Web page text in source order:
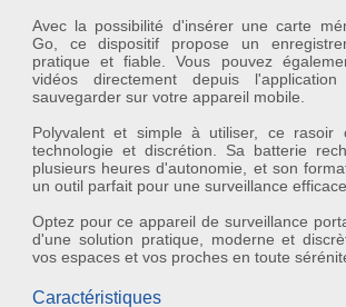
Avec la possibilité d'insérer une carte
Go, ce dispositif propose un
pratique et fiable. Vous pouvez
vidéos directement depuis
sauvegarder sur votre appareil mobile.
Polyvalent et simple à utiliser, ce rasoir
technologie et discrétion. Sa batterie
plusieurs heures d'autonomie, et son
un outil parfait pour une surveillance
Optez pour ceappareil de surveillance
d'une solution pratique, moderne et
vos espaces et vos proches en toute
Caractéristiques